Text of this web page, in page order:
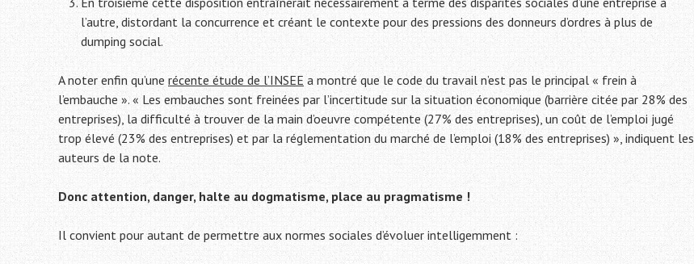
l’autre, distordant la concurrence et créant le contexte pour des pressions des donneurs d’ordres à plus de
dumping social.
A noter enfin qu’une récente étude de l’INSEE a montré que le code du travail n’est pas le principal « frein à
l’embauche ». « Les embauches sont freinées par l’incertitude sur la situation économique (barrière citée par 28% des
entreprises), la difficulté à trouver de la main d’oeuvre compétente (27% des entreprises), un coût de l’emploi jugé
trop élevé (23% des entreprises) et par la réglementation du marché de l’emploi (18% des entreprises) », indiquent les
auteurs de la note.
Donc attention, danger, halte au dogmatisme, place au pragmatisme !
Il convient pour autant de permettre aux normes sociales d’évoluer intelligemment :